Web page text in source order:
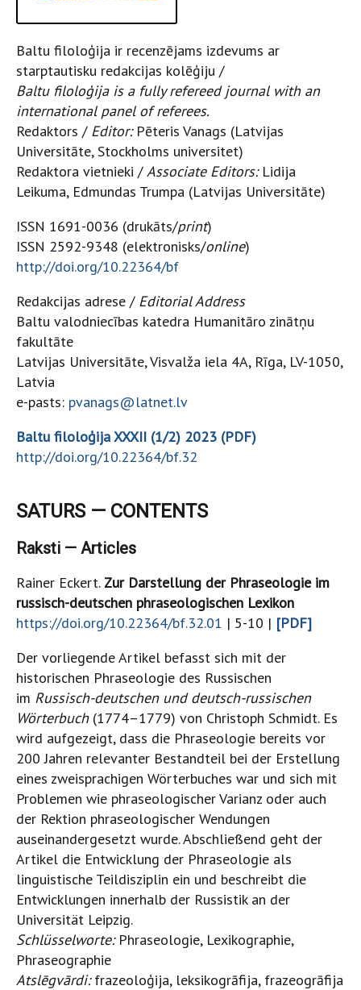
Baltu filoloģija ir recenzējams izdevums ar
starptautisku redakcijas kolēģiju /
Baltu filoloģija is a fully refereed journal with an
international panel of referees.
Redaktors /Editor:Pēteris Vanags (Latvijas
Universitāte, Stockholms universitet)
Redaktora vietnieki /Associate Editors:Lidija
Leikuma, Edmundas Trumpa (Latvijas Universitāte)
ISSN 1691-0036 (drukāts/print)
ISSN 2592-9348 (elektronisks/online)
http://doi.org/10.22364/bf
Redakcijas adrese / Editorial Address
Baltu valodniecības katedra Humanitāro zinātņu
fakultāte
Latvijas Universitāte, Visvalža iela 4A, Rīga, LV-1050,
Latvia
e-pasts: pvanags@latnet.lv
Baltu filoloģija XXXII (1/2) 2023 (PDF)
http://doi.org/10.22364/bf.32
SATURS — CONTENTS
Raksti — Articles
Rainer Eckert. Zur Darstellung der Phraseologie im
russisch-deutschen phraseologischen Lexikon
https://doi.org/10.22364/bf.32.01 | 5-10 | [PDF]
Der vorliegende Artikel befasst sich mit der
historischen Phraseologie des Russischen
im Russisch-deutschen und deutsch-russischen
Wörterbuch(1774–1779) von Christoph Schmidt. Es
wird aufgezeigt, dass die Phraseologie bereits vor
200 Jahren relevanter Bestandteil bei der Erstellung
eines zweisprachigen Wörterbuches war und sich mit
Problemen wie phraseologischer Varianz oder auch
der Rektion phraseologischer Wendungen
auseinandergesetzt wurde. Abschließend geht der
Artikel die Entwicklung der Phraseologie als
linguistische Teildisziplin ein und beschreibt die
Entwicklungen innerhalb der Russistik an der
Universität Leipzig.
Schlüsselworte:Phraseologie, Lexikographie,
Phraseographie
Atslēgvārdi:frazeoloģija, leksikogrāfija, frazeogrāfija